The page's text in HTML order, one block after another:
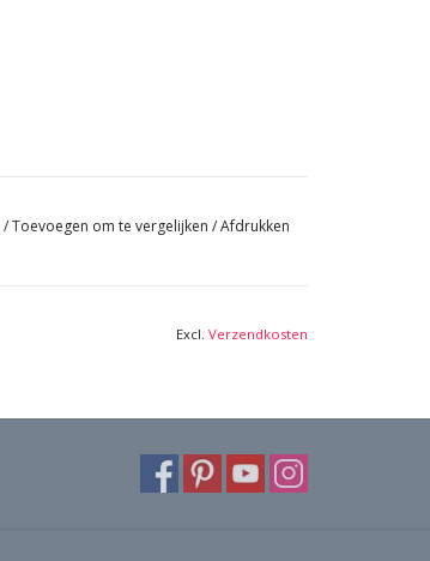
/Toevoegen om te vergelijken /Afdrukken
Excl. Verzendkosten